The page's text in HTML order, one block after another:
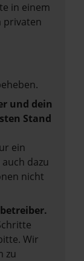
in einem
privaten
und dein
Stand
ein
dazu
nicht
Wir
zu